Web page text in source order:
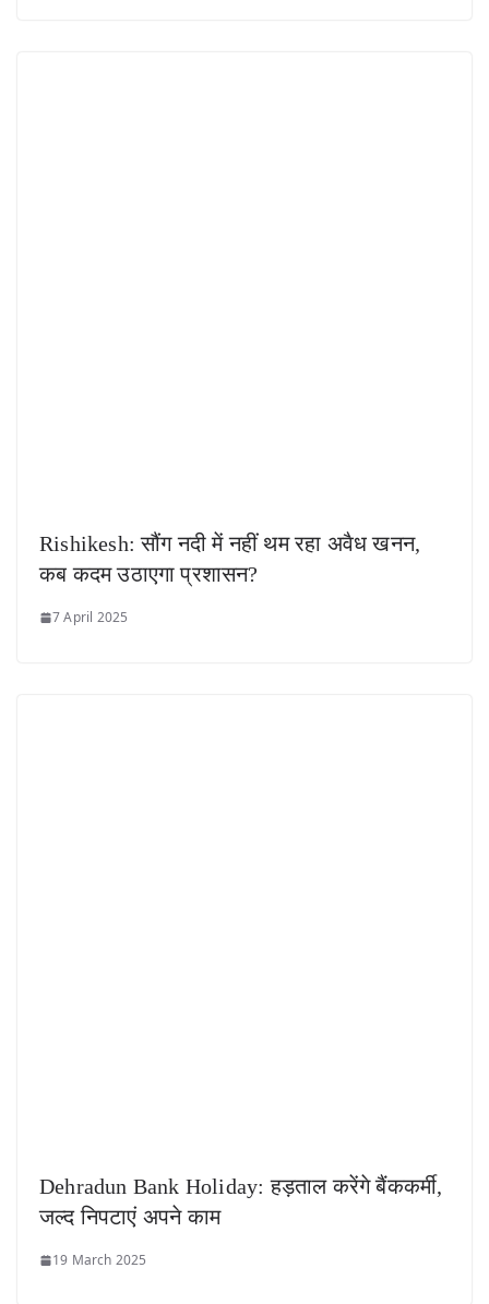
Rishikesh: सौंग नदी में नहीं थम रहा अवैध खनन,
कब कदम उठाएगा प्रशासन?
7 April 2025
Dehradun Bank Holiday: हड़ताल करेंगे बैंककर्मी,
जल्द निपटाएं अपने काम
19 March 2025